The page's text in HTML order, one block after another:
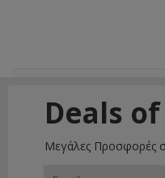
Deals
Μεγάλες Προσφορές